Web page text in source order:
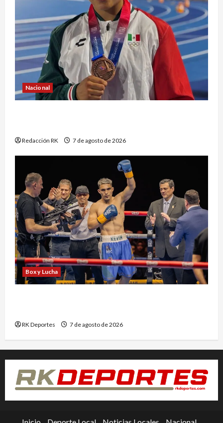
Nacional
Redacción RK 7 de agosto de 2026
Box y Lucha
RK Deportes 7 de agosto de 2026